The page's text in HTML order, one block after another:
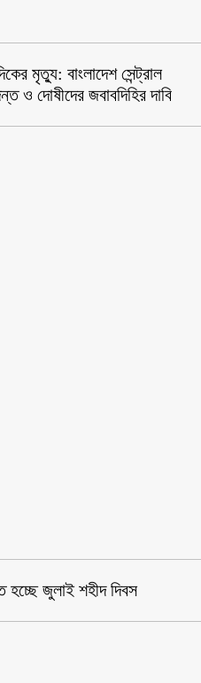
মৃত্যু: বাংলাদেশ সেন্ট্রাল
ও দোষীদের জবাবদিহির দাবি
জুলাই শহীদ দিবস